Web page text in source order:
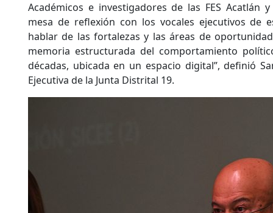
Académicos e investigadores de las FES Acatlán
mesa de reflexión con los vocales ejecutivos de
hablar de las fortalezas y las áreas de
memoria estructurada del comportamiento
décadas, ubicada en un espacio digital”, definió
Ejecutiva de la Junta Distrital 19.